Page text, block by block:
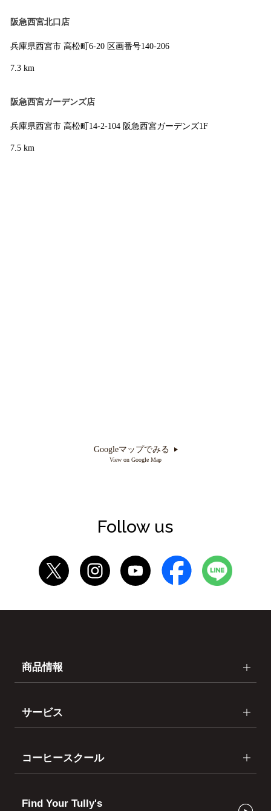
阪急西宮北口店
兵庫県西宮市 高松町6-20 区画番号140-206
7.3 km
阪急西宮ガーデンズ店
兵庫県西宮市 高松町14-2-104 阪急西宮ガーデンズ1F
7.5 km
Googleマップでみる
View on Google Map
Follow us
商品情報
サービス
コーヒースクール
Find Your Tully's